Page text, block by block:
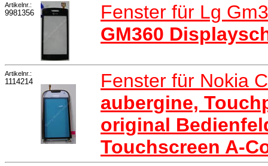
Artikelnr.:
9981356
Fenster für Lg
GM360
Artikelnr.:
1114214
Fenster für Nokia
aubergine,
original
Touchscreen A-